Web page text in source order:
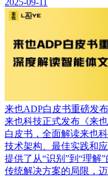
2025-09-11
来也ADP白皮书重磅发
来也科技正式发布《来
白皮书，全面解读来也
技术架构、最佳实践和
提供了从“识别”到“理解
传统解决方案的局限，迈